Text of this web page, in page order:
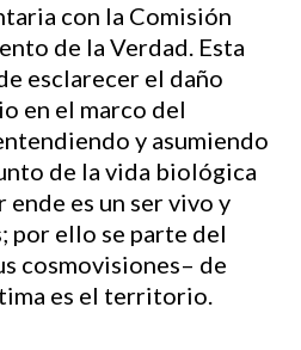
con la Comisión
de la Verdad. Esta
esclarecer el daño
en el marco del
y asumiendo
de la vida biológica
es un ser vivo y
por ello se parte del
cosmovisiones– de
es el territorio.